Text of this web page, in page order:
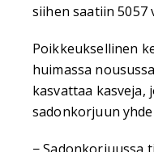
siihen saatiin 5057
Poikkeuksellinen
huimassa
kasvattaa
sadonkorjuun